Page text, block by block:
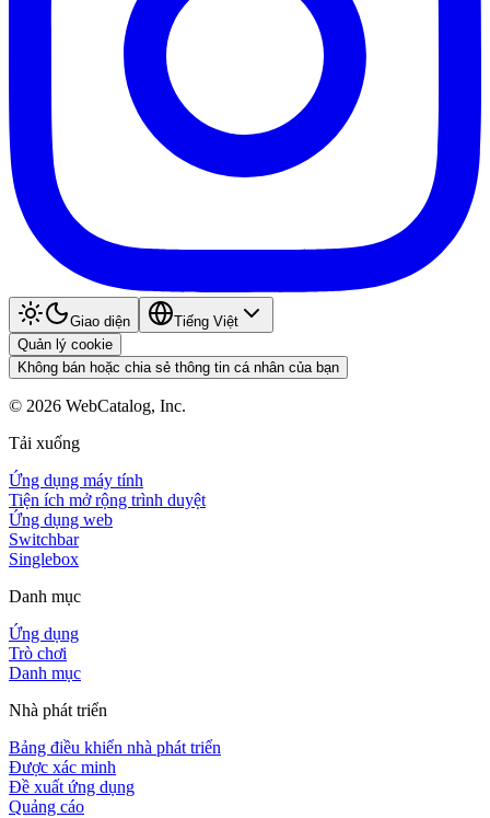
Giao diện
Tiếng Việt
Quản lý cookie
Không bán hoặc chia sẻ thông tin cá nhân của bạn
© 2026 WebCatalog, Inc.
Tải xuống
Ứng dụng máy tính
Tiện ích mở rộng trình duyệt
Ứng dụng web
Switchbar
Singlebox
Danh mục
Ứng dụng
Trò chơi
Danh mục
Nhà phát triển
Bảng điều khiển nhà phát triển
Được xác minh
Đề xuất ứng dụng
Quảng cáo